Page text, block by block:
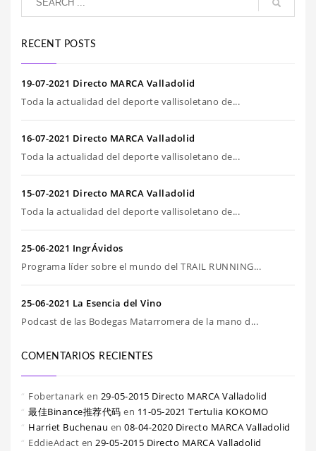
RECENT POSTS
19-07-2021 Directo MARCA Valladolid
Toda la actualidad del deporte vallisoletano de...
16-07-2021 Directo MARCA Valladolid
Toda la actualidad del deporte vallisoletano de...
15-07-2021 Directo MARCA Valladolid
Toda la actualidad del deporte vallisoletano de...
25-06-2021 IngrÁvidos
Programa líder sobre el mundo del TRAIL RUNNING...
25-06-2021 La Esencia del Vino
Podcast de las Bodegas Matarromera de la mano d...
COMENTARIOS RECIENTES
Fobertanark en 29-05-2015 Directo MARCA Valladolid
最佳Binance推荐代码 en 11-05-2021 Tertulia KOKOMO
Harriet Buchenau en 08-04-2020 Directo MARCA Valladolid
EddieAdact en 29-05-2015 Directo MARCA Valladolid